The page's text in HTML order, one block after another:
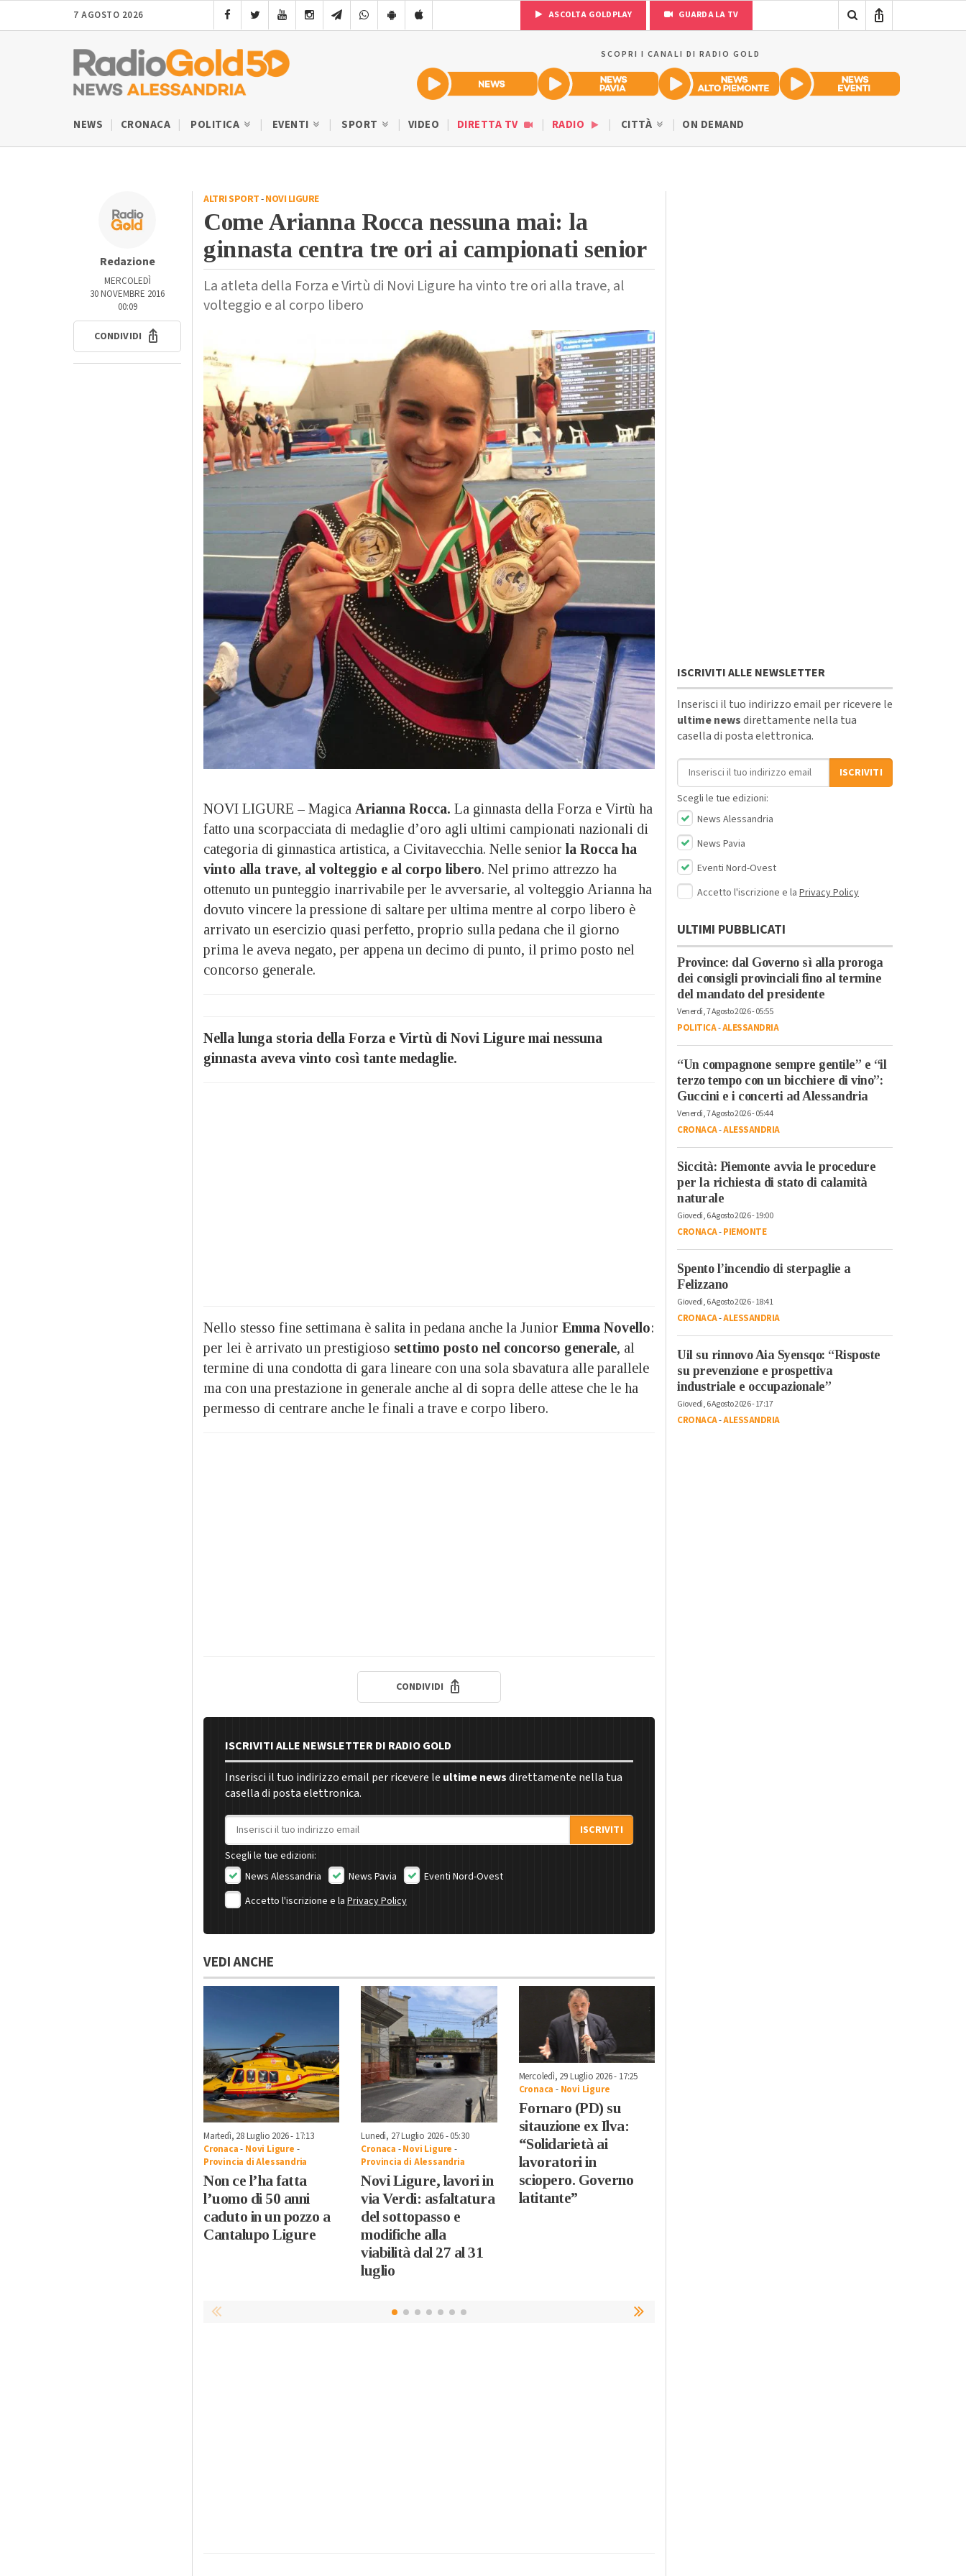
7 AGOSTO 2026 ASCOLTA GOLDPLAY GUARDA LA TV
SCOPRI I CANALI DI RADIO GOLD
NEWS CRONACA POLITICA EVENTI SPORT VIDEO DIRETTA TV RADIO CITTÀ ON DEMAND
Redazione
MERCOLEDÌ
30 NOVEMBRE 2016
00:09
CONDIVIDI
ALTRI SPORT-NOVI LIGURE
Come Arianna Rocca nessuna mai: la
ginnasta centra tre ori ai campionati senior
La atleta della Forza e Virtù di Novi Ligure ha vinto tre ori alla trave, al
volteggio e al corpo libero
NOVI LIGURE – Magica Arianna Rocca. La ginnasta della Forza e Virtù ha
fatto una scorpacciata di medaglie d’oro agli ultimi campionati nazionali di
categoria di ginnastica artistica, a Civitavecchia. Nelle senior la Rocca ha
vinto alla trave, al volteggio e al corpo libero. Nel primo attrezzo ha
ottenuto un punteggio inarrivabile per le avversarie, al volteggio Arianna ha
dovuto vincere la pressione di saltare per ultima mentre al corpo libero è
arrivato un esercizio quasi perfetto, proprio sulla pedana che il giorno
prima le aveva negato, per appena un decimo di punto, il primo posto nel
concorso generale.
Nella lunga storia della Forza e Virtù di Novi Ligure mai nessuna
ginnasta aveva vinto così tante medaglie.
Nello stesso fine settimana è salita in pedana anche la Junior Emma Novello:
per lei è arrivato un prestigioso settimo posto nel concorso generale, al
termine di una condotta di gara lineare con una sola sbavatura alle parallele
ma con una prestazione in generale anche al di sopra delle attese che le ha
permesso di centrare anche le finali a trave e corpo libero.
CONDIVIDI
ISCRIVITI ALLE NEWSLETTER DI RADIO GOLD
Inserisci il tuo indirizzo email per ricevere le ultime newsdirettamente nella tua
casella di posta elettronica.
Indirizzo email
ISCRIVITI
Scegli le tue edizioni:
News Alessandria
News Pavia
Eventi Nord-Ovest
Accetto l'iscrizione e la Privacy Policy
VEDI ANCHE
Martedì, 28 Luglio 2026 - 17:13
Cronaca- Novi Ligure -
Provincia di Alessandria
Non ce l’ha fatta
l’uomo di 50 anni
caduto in un pozzo a
Cantalupo Ligure
Lunedì, 27 Luglio 2026 - 05:30
Cronaca -Novi Ligure -
Provincia di Alessandria
Novi Ligure, lavori in
via Verdi: asfaltatura
del sottopasso e
modifiche alla
viabilità dal 27 al 31
luglio
Mercoledì, 29 Luglio 2026 - 17:25
Cronaca - Novi Ligure
Fornaro (PD) su
sitauzione ex Ilva:
“Solidarietà ai
lavoratori in
sciopero. Governo
latitante”
ISCRIVITI ALLE NEWSLETTER
Inserisci il tuo indirizzo email per ricevere le
ultime newsdirettamente nella tua
casella di posta elettronica.
Indirizzo email
ISCRIVITI
Scegli le tue edizioni:
News Alessandria
News Pavia
Eventi Nord-Ovest
Accetto l'iscrizione e la Privacy Policy
ULTIMI PUBBLICATI
Province: dal Governo sì alla proroga
dei consigli provinciali fino al termine
del mandato del presidente
Venerdì, 7 Agosto 2026 - 05:55
POLITICA-ALESSANDRIA
“Un compagnone sempre gentile” e “il
terzo tempo con un bicchiere di vino”:
Guccini e i concerti ad Alessandria
Venerdì, 7 Agosto 2026 - 05:44
CRONACA-ALESSANDRIA
Siccità: Piemonte avvia le procedure
per la richiesta di stato di calamità
naturale
Giovedì, 6 Agosto 2026 - 19:00
CRONACA-PIEMONTE
Spento l’incendio di sterpaglie a
Felizzano
Giovedì, 6 Agosto 2026 - 18:41
CRONACA-ALESSANDRIA
Uil su rinnovo Aia Syensqo: “Risposte
su prevenzione e prospettiva
industriale e occupazionale”
Giovedì, 6 Agosto 2026 - 17:17
CRONACA-ALESSANDRIA